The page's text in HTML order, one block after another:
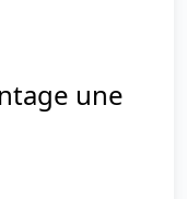
une